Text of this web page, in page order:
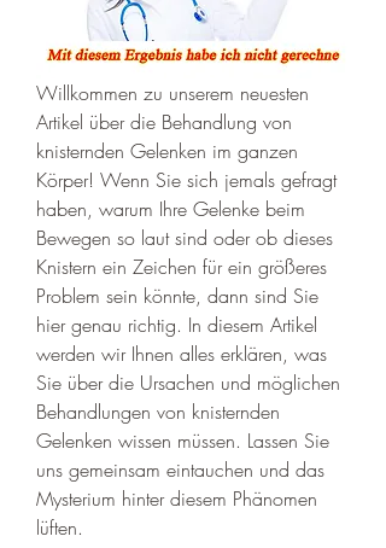
Willkommen zu unserem neuesten
Artikel über die Behandlung von
knisternden Gelenken im ganzen
Körper! Wenn Sie sich jemals gefragt
haben, warum Ihre Gelenke beim
Bewegen so laut sind oder ob dieses
Knistern ein Zeichen für ein größeres
Problem sein könnte, dann sind Sie
hier genau richtig. In diesem Artikel
werden wir Ihnen alles erklären, was
Sie über die Ursachen und möglichen
Behandlungen von knisternden
Gelenken wissen müssen. Lassen Sie
uns gemeinsam eintauchen und das
Mysterium hinter diesem Phänomen
lüften.